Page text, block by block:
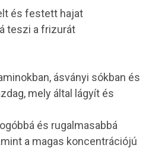
és festett hajat
teszi a frizurát
ásványi sókban és
mely által lágyít és
és rugalmasabbá
a magas koncentrációjú